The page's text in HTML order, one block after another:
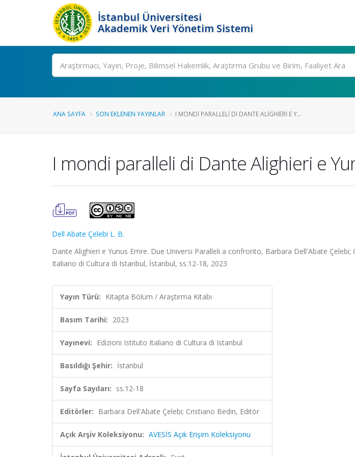
İstanbul Üniversitesi
Akademik Veri Yönetim Sistemi
Ara
ANA SAYFA SON EKLENEN YAYINLAR I MONDI PARALLELI DI DANTE ALIGHIERI E Y...
I mondi paralleli di Dante Alighieri e
Dell Abate Çelebi L. B.
Dante Alighieri e Yunus Emre. Due Universi Paralleli a confronto, Barbara Dell'Abate
Italiano di Cultura di Istanbul, İstanbul, ss.12-18, 2023
Yayın Türü: Kitapta Bölüm / Araştırma Kitabı
Basım Tarihi: 2023
Yayınevi: Edizioni Istituto Italiano di Cultura di Istanbul
Basıldığı Şehir: İstanbul
Sayfa Sayıları: ss.12-18
Editörler: Barbara Dell'Abate Çelebi; Cristiano Bedin, Editör
Açık Arşiv Koleksiyonu: AVESİS Açık Erişim Koleksiyonu